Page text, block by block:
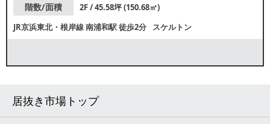
階数/面積
2F / 45.58坪 (150.68㎡)
JR京浜東北・根岸線南浦和駅徒歩2分 スケルトン
居抜き市場トップ